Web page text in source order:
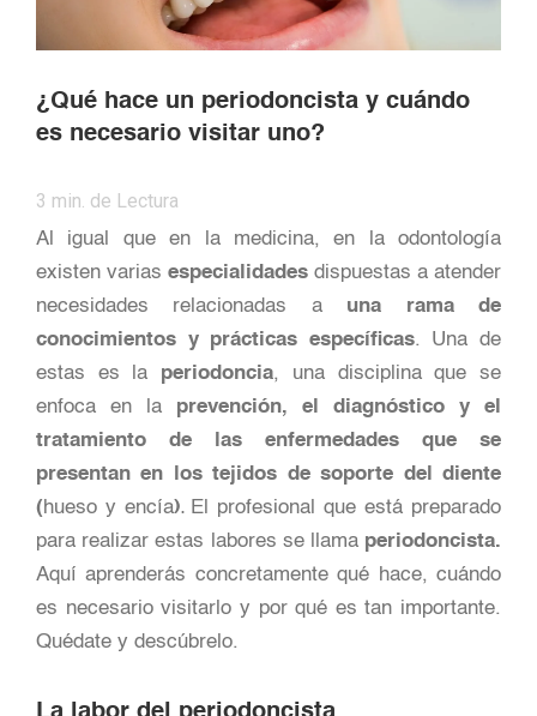
¿Qué hace un periodoncista y cuándo
es necesario visitar uno?
3 min. de Lectura
Al igual que en la medicina, en la odontología
existen varias especialidades dispuestas a atender
necesidades relacionadas a una rama de
conocimientos y prácticas específicas. Una de
estas es la periodoncia, una disciplina que se
enfoca en la prevención, el diagnóstico y el
tratamiento
de las enfermedades que se
presentan en los tejidos de soporte del diente
(hueso y encía).
El profesional que está preparado
para realizar estas labores se llamaperiodoncista.
Aquí aprenderás concretamente qué hace, cuándo
es necesario visitarlo y por qué es tan importante.
Quédate y descúbrelo.